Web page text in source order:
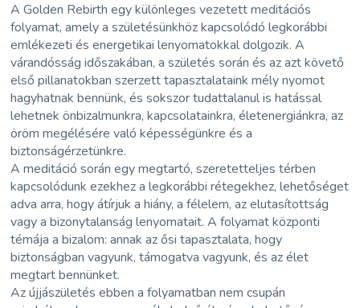
A Golden Rebirth egy különleges vezetett meditációs
folyamat, amely a születésünkhöz kapcsolódó legkorábbi
emlékezeti és energetikai lenyomatokkal dolgozik. A
várandósság időszakában, a születés során és az azt követő
első pillanatokban szerzett tapasztalataink mély nyomot
hagyhatnak bennünk, és sokszor tudattalanul is hatással
lehetnek önbizalmunkra, kapcsolatainkra, életenergiánkra, az
öröm megélésére való képességünkre és a
biztonságérzetünkre.
A meditáció során egy megtartó, szeretetteljes térben
kapcsolódunk ezekhez a legkorábbi rétegekhez, lehetőséget
adva arra, hogy átírjuk a hiány, a félelem, az elutasítottság
vagy a bizonytalanság lenyomatait. A folyamat központi
témája a bizalom: annak az ősi tapasztalata, hogy
biztonságban vagyunk, támogatva vagyunk, és az élet
megtart bennünket.
Az újjászületés ebben a folyamatban nem csupán